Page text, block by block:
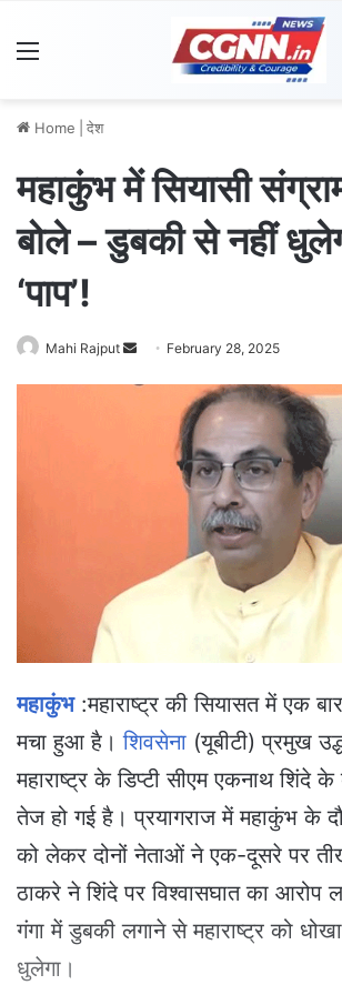
Home देश
महाकुंभ में सियासी
बोले – डुबकी से नहीं
‘पाप’!
Mahi Rajput
i
February 28, 2025
महाकुंभ :महाराष्ट्र की सियासत में एक
मचा हुआ है।शिवसेना (यूबीटी) प्रमुख
महाराष्ट्र के डिप्टी सीएम एकनाथ शिंदे
तेज हो गई है। प्रयागराज में महाकुंभ के
को लेकर दोनों नेताओं ने एक-दूसरे पर
ठाकरे ने शिंदे पर विश्वासघात का आरोप
गंगा में डुबकी लगाने से महाराष्ट्र को
धुलेगा।